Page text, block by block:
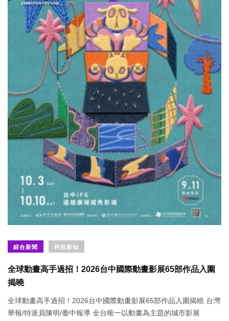
綜合新聞 科技新知
全球動畫高手過招！2026台中國際動畫影展65部作品入圍
揭曉
全球動畫高手過招！2026台中國際動畫影展65部作品入圍揭曉 台灣
華報/特派員陳明/臺中報導 全台唯一以動畫為主題的城市影展